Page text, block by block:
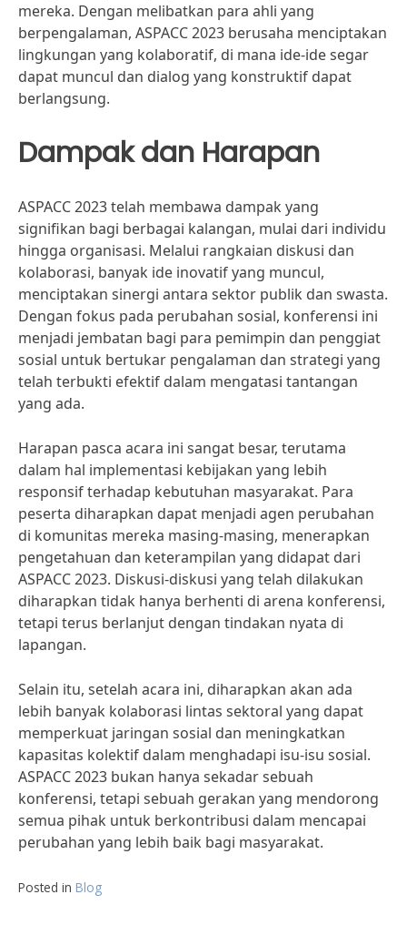
mereka. Dengan melibatkan para ahli yang
berpengalaman, ASPACC 2023 berusaha menciptakan
lingkungan yang kolaboratif, di mana ide-ide segar
dapat muncul dan dialog yang konstruktif dapat
berlangsung.
Dampak dan Harapan
ASPACC 2023 telah membawa dampak yang
signifikan bagi berbagai kalangan, mulai dari individu
hingga organisasi. Melalui rangkaian diskusi dan
kolaborasi, banyak ide inovatif yang muncul,
menciptakan sinergi antara sektor publik dan swasta.
Dengan fokus pada perubahan sosial, konferensi ini
menjadi jembatan bagi para pemimpin dan penggiat
sosial untuk bertukar pengalaman dan strategi yang
telah terbukti efektif dalam mengatasi tantangan
yang ada.
Harapan pasca acara ini sangat besar, terutama
dalam hal implementasi kebijakan yang lebih
responsif terhadap kebutuhan masyarakat. Para
peserta diharapkan dapat menjadi agen perubahan
di komunitas mereka masing-masing, menerapkan
pengetahuan dan keterampilan yang didapat dari
ASPACC 2023. Diskusi-diskusi yang telah dilakukan
diharapkan tidak hanya berhenti di arena konferensi,
tetapi terus berlanjut dengan tindakan nyata di
lapangan.
Selain itu, setelah acara ini, diharapkan akan ada
lebih banyak kolaborasi lintas sektoral yang dapat
memperkuat jaringan sosial dan meningkatkan
kapasitas kolektif dalam menghadapi isu-isu sosial.
ASPACC 2023 bukan hanya sekadar sebuah
konferensi, tetapi sebuah gerakan yang mendorong
semua pihak untuk berkontribusi dalam mencapai
perubahan yang lebih baik bagi masyarakat.
Posted in Blog